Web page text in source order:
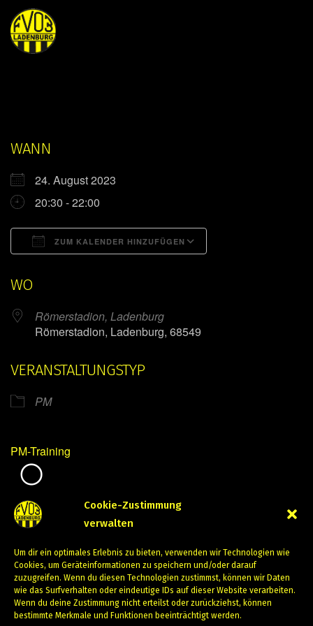
Cookie-Zustimmung
verwalten
Um dir ein optimales Erlebnis zu bieten, verwenden wir Technologien wie
Cookies, um Geräteinformationen zu speichern und/oder darauf
zuzugreifen. Wenn du diesen Technologien zustimmst, können wir Daten
wie das Surfverhalten oder eindeutige IDs auf dieser Website verarbeiten.
Wenn du deine Zustimmung nicht erteilst oder zurückziehst, können
bestimmte Merkmale und Funktionen beeinträchtigt werden.
WANN
24. August 2023
20:30 - 22:00
ZUM KALENDER HINZUFÜGEN
WO
Römerstadion, Ladenburg
Römerstadion, Ladenburg, 68549
VERANSTALTUNGSTYP
PM
PM-Training
August 24, 2023
PREVIOUS